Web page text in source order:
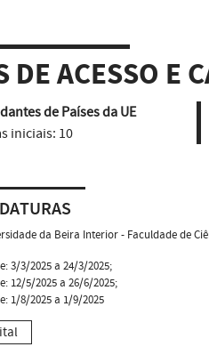
DE ACESSO E
de Países da UE
iniciais: 10
da Beira Interior - Faculdade de
3/3/2025 a 24/3/2025;
12/5/2025 a 26/6/2025;
1/8/2025 a 1/9/2025